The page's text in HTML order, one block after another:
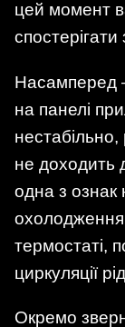
цей момент
Насамперед
на панелі
нестабільно,
не доходить
одна з ознак
термостаті,
циркуляції
Окремо